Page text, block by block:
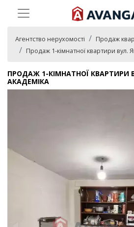
Агентство нерухомості
Продаж
Продаж 1-кімнатної квартири вул.
ПРОДАЖ 1-КІМНАТНОЇ КВАРТИРИ
АКАДЕМІКА